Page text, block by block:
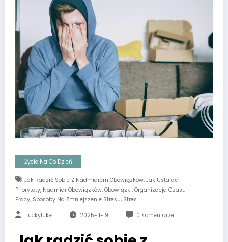
Życie Na Co Dzień
Jak Radzić Sobie Z Nadmiarem Obowiązków, Jak Ustalać
Priorytety, Nadmiar Obowiązków, Obowiązki, Organizacja Czasu
Pracy, Sposoby Na Zmniejszenie Stresu, Stres
Luckyluke 2025-11-19 0 Komentarze